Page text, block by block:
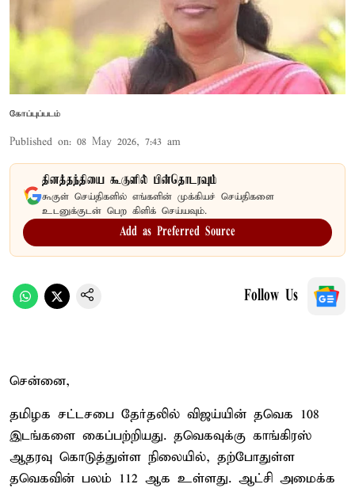
கோப்புப்படம்
Published on: 08 May 2026, 7:43 am
தினத்தந்தியை கூகுளில் பின்தொடரவும்
கூகுள் செய்திகளில் எங்களின் முக்கியச் செய்திகளை
உடனுக்குடன் பெற கிளிக் செய்யவும்.
Add as Preferred Source
Follow Us
சென்னை,
தமிழக சட்டசபை தேர்தலில் விஜய்யின் தவெக 108
இடங்களை கைப்பற்றியது. தவெகவுக்கு காங்கிரஸ்
ஆதரவு கொடுத்துள்ள நிலையில், தற்போதுள்ள
தவெகவின் பலம் 112 ஆக உள்ளது. ஆட்சி அமைக்க